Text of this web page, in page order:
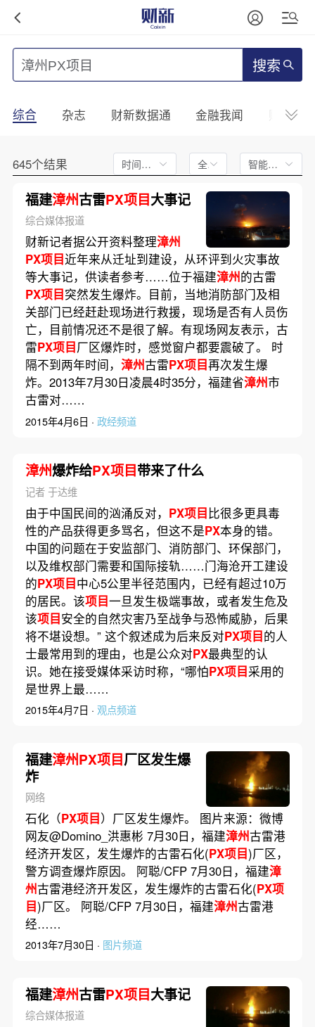
搜索
综合 杂志 财新数据通 金融我闻 财新
645个结果 时间不限 全文 智能排序
福建漳州古雷PX项目大事记
综合媒体报道
财新记者据公开资料整理漳州
PX项目近年来从迁址到建设，从环评到火灾事故
等大事记，供读者参考……位于福建漳州的古雷
PX项目突然发生爆炸。目前，当地消防部门及相
关部门已经赶赴现场进行救援，现场是否有人员伤
亡，目前情况还不是很了解。有现场网友表示，古
雷PX项目厂区爆炸时，感觉窗户都要震破了。 时
隔不到两年时间， 漳州古雷PX项目再次发生爆
炸。2013年7月30日凌晨4时35分，福建省漳州市
古雷对……
2015年4月6日 · 政经频道
漳州爆炸给PX项目带来了什么
记者 于达维
由于中国民间的汹涌反对， PX项目比很多更具毒
性的产品获得更多骂名，但这不是PX本身的错。
中国的问题在于安监部门、消防部门、环保部门，
以及维权部门需要和国际接轨……门海沧开工建设
的PX项目中心5公里半径范围内，已经有超过10万
的居民。该项目一旦发生极端事故，或者发生危及
该项目安全的自然灾害乃至战争与恐怖威胁，后果
将不堪设想。” 这个叙述成为后来反对PX项目的人
士最常用到的理由，也是公众对PX最典型的认
识。她在接受媒体采访时称，“哪怕PX项目采用的
是世界上最……
2015年4月7日 · 观点频道
福建漳州PX项目厂区发生爆
炸
网络
石化（PX项目）厂区发生爆炸。 图片来源：微博
网友@Domino_洪惠彬 7月30日，福建漳州古雷港
经济开发区，发生爆炸的古雷石化(PX项目)厂区，
警方调查爆炸原因。 阿聪/CFP 7月30日，福建漳
州古雷港经济开发区，发生爆炸的古雷石化(PX项
目)厂区。 阿聪/CFP 7月30日，福建漳州古雷港
经……
2013年7月30日 · 图片频道
福建漳州古雷PX项目大事记
综合媒体报道